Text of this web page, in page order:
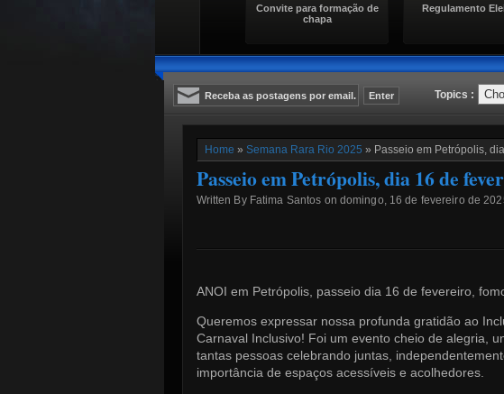
Convite para formação de
chapa
Regulamento
Topics :
Home » Semana Rara Rio 2025 » Passeio em Petrópolis,
Passeio em Petrópolis, dia 16 de
Written By Fatima Santos on domingo, 16 de fevereiro de
ANOI em Petrópolis, passeio dia 16 de fevereiro,
Queremos expressar nossa profunda gratidão ao
Carnaval Inclusivo! Foi um evento cheio de alegria,
tantas pessoas celebrando juntas,
importância de espaços acessíveis e acolhedores.